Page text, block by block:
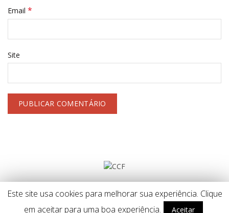
Email *
Site
900 (chamada rede móvel nacional) // Fax: 253 495 769
Este site usa cookies para melhorar sua experiência. Clique
em aceitar para uma boa experiência.
Aceitar